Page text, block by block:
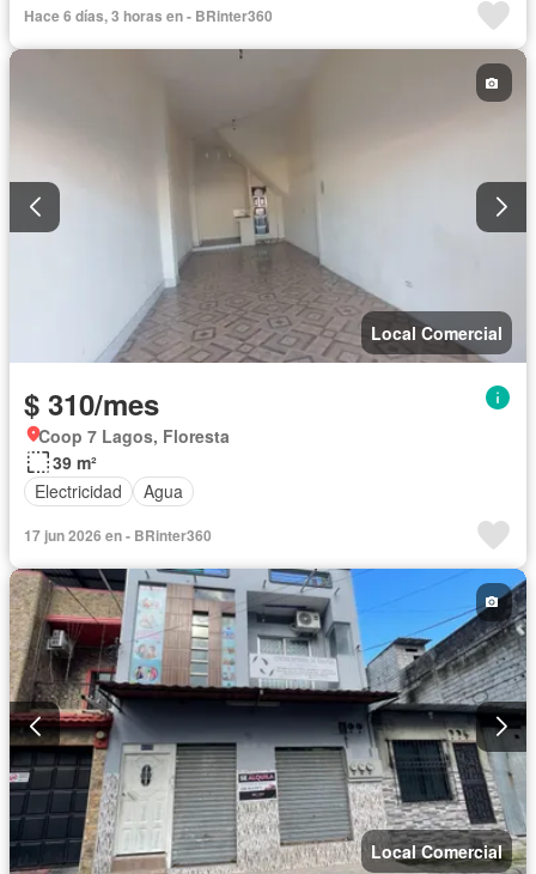
Hace 6 días, 3 horas en - BRinter360
Local Comercial
$ 310/mes
Coop 7 Lagos, Floresta
39 m²
Electricidad
Agua
17 jun 2026 en - BRinter360
Local Comercial